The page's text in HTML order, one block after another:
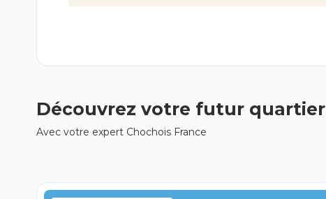
Découvrez votre futur quartier
Avec votre expert Chochois France